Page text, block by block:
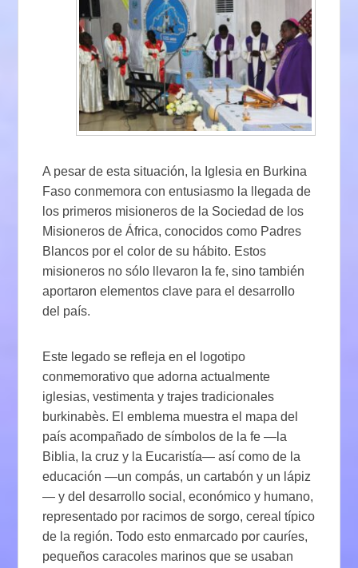
A pesar de esta situación, la Iglesia en Burkina
Faso conmemora con entusiasmo la llegada de
los primeros misioneros de la Sociedad de los
Misioneros de África, conocidos como Padres
Blancos por el color de su hábito. Estos
misioneros no sólo llevaron la fe, sino también
aportaron elementos clave para el desarrollo
del país.
Este legado se refleja en el logotipo
conmemorativo que adorna actualmente
iglesias, vestimenta y trajes tradicionales
burkinabès. El emblema muestra el mapa del
país acompañado de símbolos de la fe —la
Biblia, la cruz y la Eucaristía— así como de la
educación —un compás, un cartabón y un lápiz
— y del desarrollo social, económico y humano,
representado por racimos de sorgo, cereal típico
de la región. Todo esto enmarcado por cauríes,
pequeños caracoles marinos que se usaban